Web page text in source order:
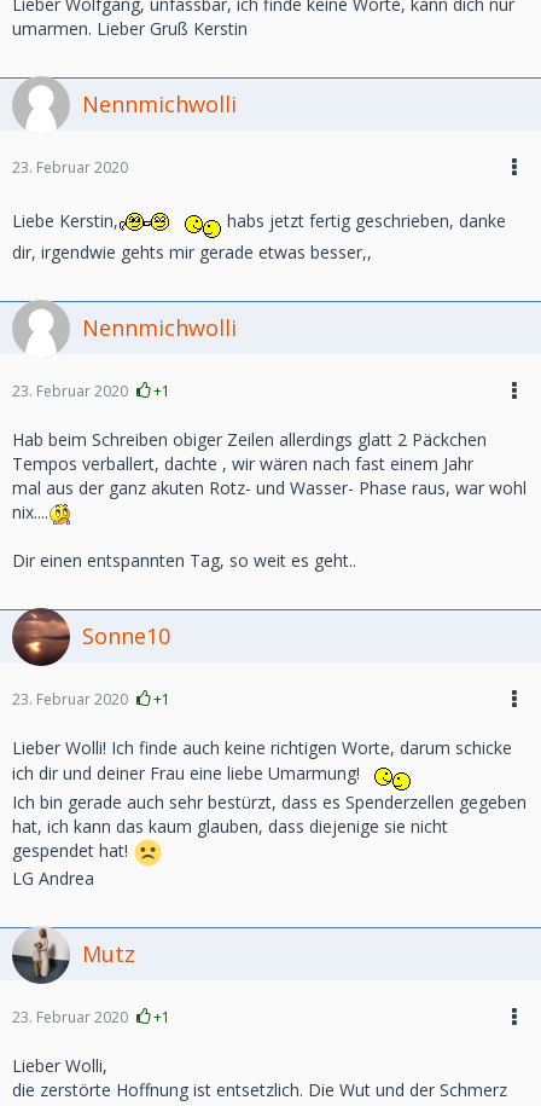
umarmen. Lieber Gruß Kerstin
Nennmichwolli
23. Februar 2020
Liebe Kerstin,
habs jetzt fertig geschrieben, danke
dir, irgendwie gehts mir gerade etwas besser,,
Nennmichwolli
23. Februar 2020 +1
Hab beim Schreiben obiger Zeilen allerdings glatt 2 Päckchen
Tempos verballert, dachte , wir wären nach fast einem Jahr
mal aus der ganz akuten Rotz- und Wasser- Phase raus, war wohl
nix....
Dir einen entspannten Tag, so weit es geht..
Sonne10
23. Februar 2020 +1
Lieber Wolli! Ich finde auch keine richtigen Worte, darum schicke
ich dir und deiner Frau eine liebe Umarmung!
Ich bin gerade auch sehr bestürzt, dass es Spenderzellen gegeben
hat, ich kann das kaum glauben, dass diejenige sie nicht
gespendet hat!
LG Andrea
Mutz
23. Februar 2020 +1
Lieber Wolli,
die zerstörte Hoffnung ist entsetzlich. Die Wut und der Schmerz